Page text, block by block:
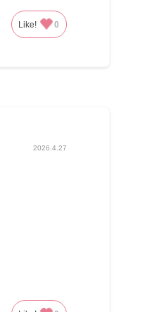
Like! 0
2026.4.27